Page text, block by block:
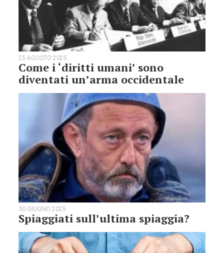
25 AGOSTO 2025
Come i ‘diritti umani’ sono
diventati un’arma occidentale
30 GIUGNO 2025
Spiaggiati sull’ultima spiaggia?